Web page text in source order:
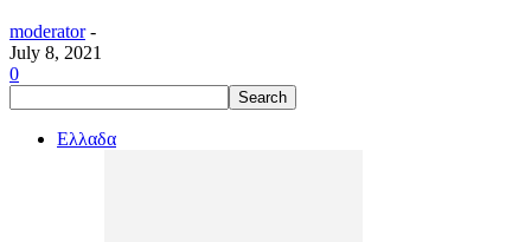
moderator -
July 8, 2021
0
Ελλαδα